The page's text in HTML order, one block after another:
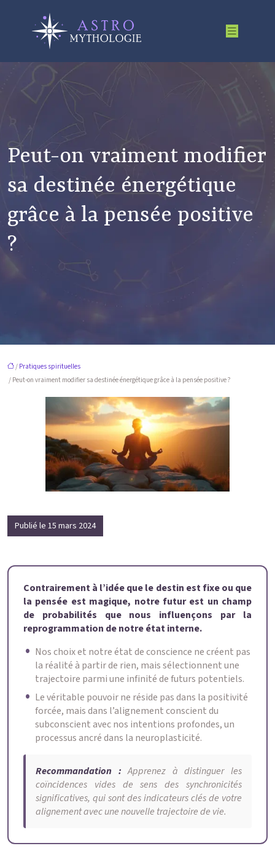
Peut-on vraiment modifier
sa destinée énergétique
grâce à la pensée positive
?
/ Pratiques spirituelles
/ Peut-on vraiment modifier sa destinée énergétique grâce à la pensée positive ?
Publié le 15 mars 2024
Contrairement à l’idée que le destin est fixe ou que
la pensée est magique, notre futur est un champ
de probabilités que nous influençons par la
reprogrammation de notre état interne.
Nos choix et notre état de conscience ne créent pas
la réalité à partir de rien, mais sélectionnent une
trajectoire parmi une infinité de futurs potentiels.
Le véritable pouvoir ne réside pas dans la positivité
forcée, mais dans l’alignement conscient du
subconscient avec nos intentions profondes, un
processus ancré dans la neuroplasticité.
Recommandation : Apprenez à distinguer les
coïncidences vides de sens des synchronicités
significatives, qui sont des indicateurs clés de votre
alignement avec une nouvelle trajectoire de vie.